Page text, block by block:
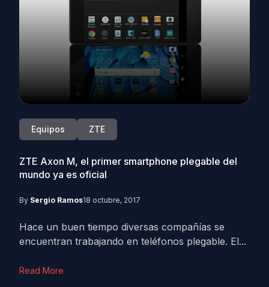
Equipos ZTE
ZTE Axon M, el primer smartphone plegable del
mundo ya es oficial
By Sergio Ramos18 octubre, 2017
Hace un buen tiempo diversas compañías se
encuentran trabajando en teléfonos plegable. El...
Read More